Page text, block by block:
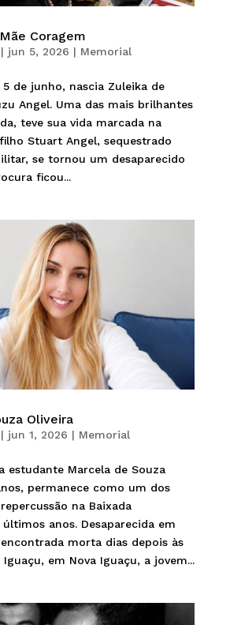
Coragem
jun 5, 2026 | Memorial
5 de junho, nascia Zuleika de
Angel. Uma das mais brilhantes
teve sua vida marcada na
Stuart Angel, sequestrado
se tornou um desaparecido
ficou...
Oliveira
jun 1, 2026 | Memorial
estudante Marcela de Souza
permanece como um dos
na Baixada
anos. Desaparecida em
morta dias depois às
em Nova Iguaçu, a jovem...